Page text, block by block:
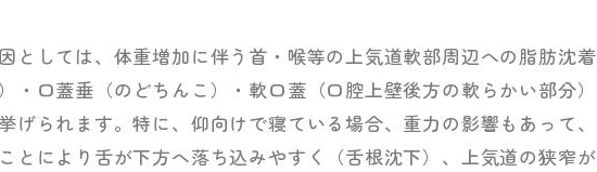
としては、体重増加に伴う首・喉等の上気道軟部周辺への脂肪沈着
・口蓋垂（のどちんこ）・軟口蓋（口腔上壁後方の軟らかい部分）
げられます。特に、仰向けで寝ている場合、重力の影響もあって、
とにより舌が下方へ落ち込みやすく（舌根沈下）、上気道の狭窄が